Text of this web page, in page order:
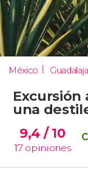
México
Excursión
una
9,4 / 10
17 opiniones